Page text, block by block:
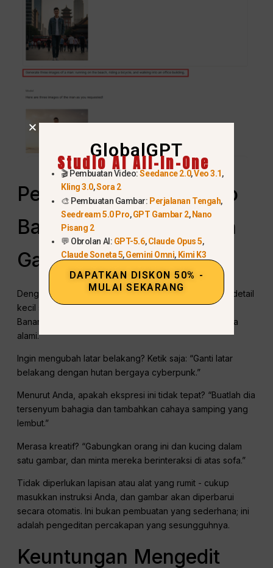
Perbedaan Antara Nano
Banana dan Pembuatan
Gambar AI Tradisional
Dengan pembuatan gambar AI tradisional, mengubah detail
kecil saja sering kali berarti memulai dari awal. Nano
Banana berbeda - dirancang untuk pengeditan bahasa
alami.
Ingin mengubah latar belakang? Ketik saja: “Ganti latar
belakang dengan hutan bergaya cyberpunk.”
Menurut Anda, apakah ekspresi ini tidak tepat? “Buatlah dia
tersenyum bahagia dan tambahkan cahaya samping yang
lembut.”
Merasa kreatif? “Gabungkan orang ini dan kucing dalam
satu gambar, dan minta mereka berinteraksi di atas sofa.”
Tidak diperlukan lapisan atau alat yang rumit - cukup
masukkan instruksi Anda, dan gambar akan diperbarui
secara otomatis. Ini bukan pembuatan yang sederhana; ini
adalah pengeditan percakapan yang sesungguhnya.
Keuntungan Mengedit
GlobalGPT
Studio AI All-In-One
🎬 Pembuatan Video:Seedance 2.0,Veo 3.1,
Kling 3.0,Sora 2
🎨 Pembuatan Gambar: Perjalanan Tengah,
Seedream 5.0 Pro,GPT Gambar 2,Nano
Pisang 2
💬 Obrolan AI: GPT-5.6,Claude Opus 5,
Claude Soneta 5,Gemini Omni, Kimi K3
DAPATKAN DISKON 50% -
MULAI SEKARANG